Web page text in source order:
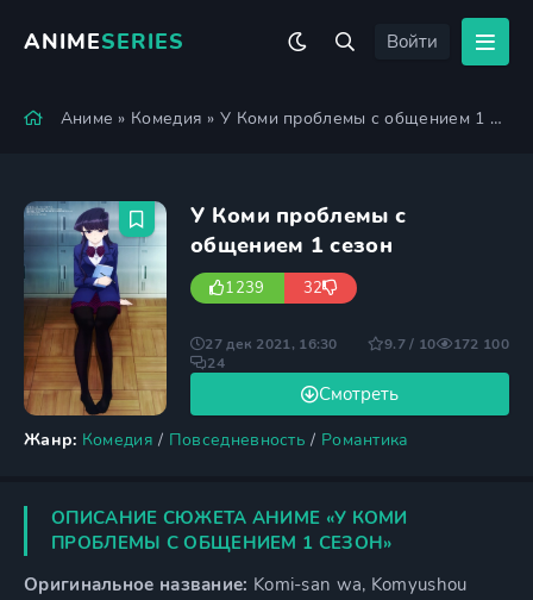
ANIMESERIES Войти
Аниме » Комедия » У Коми проблемы с общением 1 сезон
У Коми проблемы с
общением 1 сезон
1239 32
Жанр: Комедия / Повседневность / Романтика
Смотреть
27 дек 2021, 16:30 9.7 / 10
172 100
24
ОПИСАНИЕ СЮЖЕТА АНИМЕ «У КОМИ
ПРОБЛЕМЫ С ОБЩЕНИЕМ 1 СЕЗОН»
Оригинальное название: Komi-san wa, Komyushou